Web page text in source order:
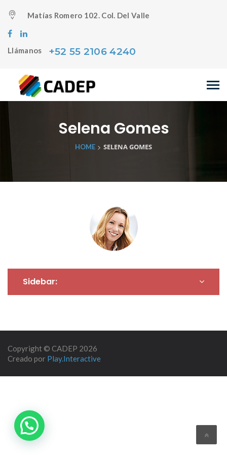
Matías Romero 102. Col. Del Valle
Llámanos +52 55 2106 4240
Selena Gomes
HOME > SELENA GOMES
Sidebar:
Copyright © CADEP 2026
Creado por Play.Interactive